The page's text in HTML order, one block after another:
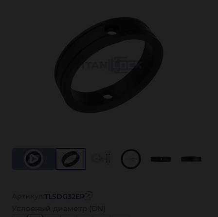
TLSDG32EP